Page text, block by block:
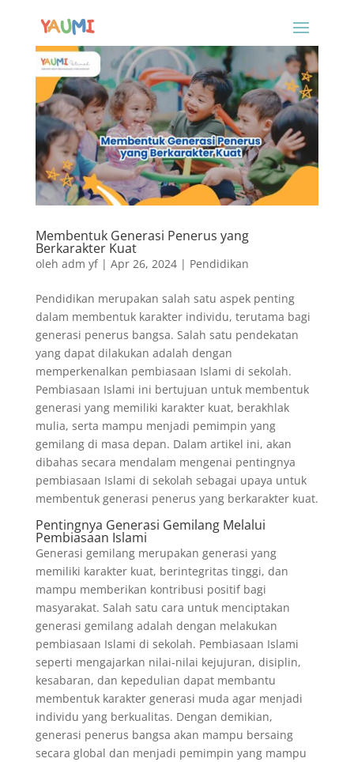
Membentuk Generasi Penerus yang
Berkarakter Kuat
oleh adm yf| Apr 26, 2024| Pendidikan
Pendidikan merupakan salah satu aspek penting
dalam membentuk karakter individu, terutama bagi
generasi penerus bangsa. Salah satu pendekatan
yang dapat dilakukan adalah dengan
memperkenalkan pembiasaan Islami di sekolah.
Pembiasaan Islami ini bertujuan untuk membentuk
generasi yang memiliki karakter kuat, berakhlak
mulia, serta mampu menjadi pemimpin yang
gemilang di masa depan. Dalam artikel ini, akan
dibahas secara mendalam mengenai pentingnya
pembiasaan Islami di sekolah sebagai upaya untuk
membentuk generasi penerus yang berkarakter kuat.
Pentingnya Generasi Gemilang Melalui
Pembiasaan Islami
Generasi gemilang merupakan generasi yang
memiliki karakter kuat, berintegritas tinggi, dan
mampu memberikan kontribusi positif bagi
masyarakat. Salah satu cara untuk menciptakan
generasi gemilang adalah dengan melakukan
pembiasaan Islami di sekolah. Pembiasaan Islami
seperti mengajarkan nilai-nilai kejujuran, disiplin,
kesabaran, dan kepedulian dapat membantu
membentuk karakter generasi muda agar menjadi
individu yang berkualitas. Dengan demikian,
generasi penerus bangsa akan mampu bersaing
secara global dan menjadi pemimpin yang mampu